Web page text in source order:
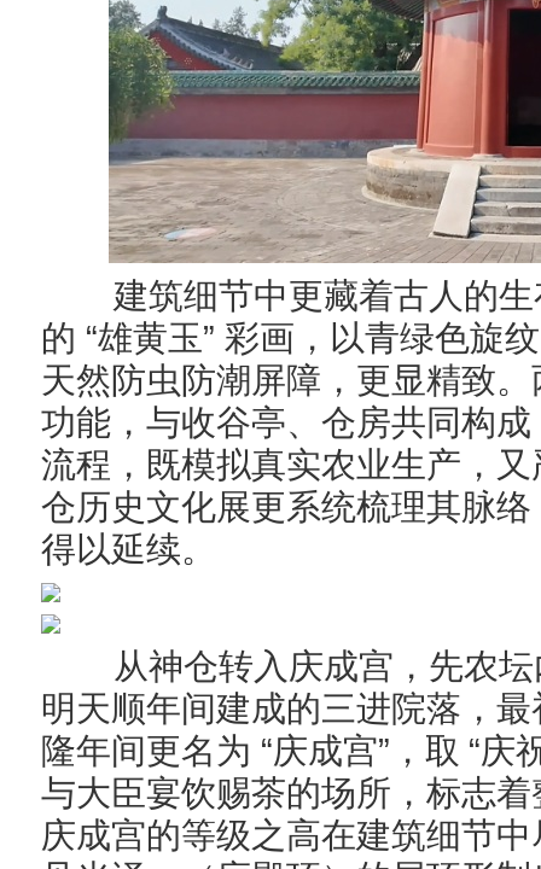
建筑细节中更藏着古人的
的 “雄黄玉” 彩画，以青绿色旋
天然防虫防潮屏障，更显精致
功能，与收谷亭、仓房共同构成
流程，既模拟真实农业生产，
仓历史文化展更系统梳理其脉
得以延续。
从神仓转入庆成宫，先农
明天顺年间建成的三进院落，
隆年间更名为 “庆成宫” ，取 “庆
与大臣宴饮赐茶的场所，标志
庆成宫的等级之高在建筑细节中